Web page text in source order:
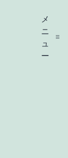
メ
ニ
ュ
ー